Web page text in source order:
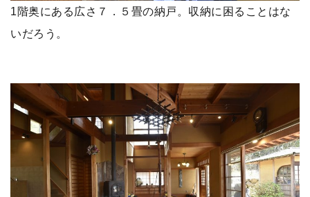
1階奥にある広さ７．５畳の納戸。収納に困ることはな
いだろう。